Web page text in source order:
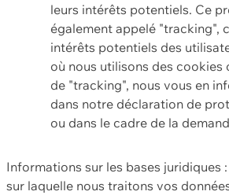
leurs intérêts potentiels. Ce
également appelé "tracking",
intérêts potentiels des
où nous utilisons des cookies
de "tracking", nous vous en
dans notre déclaration de
ou dans le cadre de la
Informations sur les bases juridiques
sur laquelle nous traitons vos